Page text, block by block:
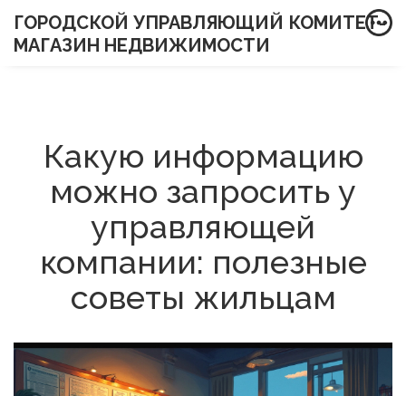
ГОРОДСКОЙ УПРАВЛЯЮЩИЙ КОМИТЕТ-
МАГАЗИН НЕДВИЖИМОСТИ
Какую информацию
можно запросить у
управляющей
компании: полезные
советы жильцам